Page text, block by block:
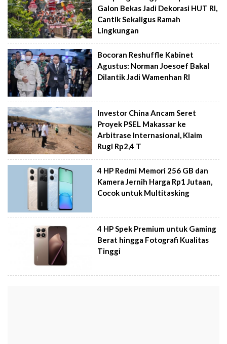
Galon Bekas Jadi Dekorasi HUT RI,
Cantik Sekaligus Ramah
Lingkungan
Bocoran Reshuffle Kabinet
Agustus: Norman Joesoef Bakal
Dilantik Jadi Wamenhan RI
Investor China Ancam Seret
Proyek PSEL Makassar ke
Arbitrase Internasional, Klaim
Rugi Rp2,4 T
4 HP Redmi Memori 256 GB dan
Kamera Jernih Harga Rp1 Jutaan,
Cocok untuk Multitasking
4 HP Spek Premium untuk Gaming
Berat hingga Fotografi Kualitas
Tinggi